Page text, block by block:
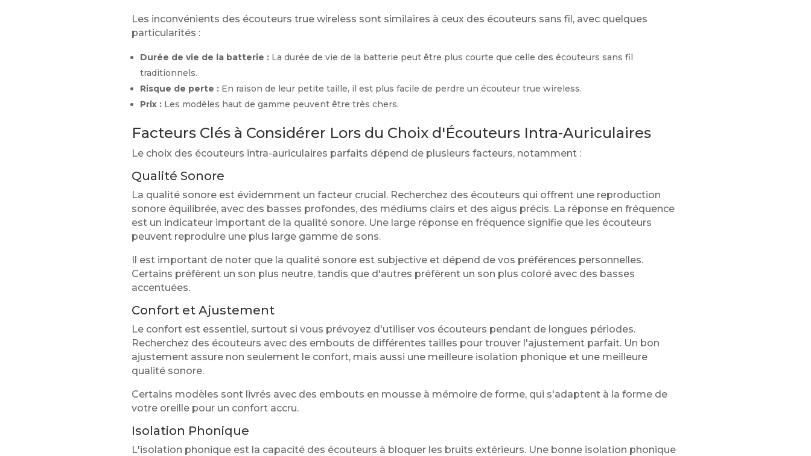
Les inconvénients des écouteurs true wireless sont similaires à ceux des écouteurs sans fil, avec quelques
particularités :
Durée de vie de la batterie : La durée de vie de la batterie peut être plus courte que celle des écouteurs sans fil
traditionnels.
Risque de perte : En raison de leur petite taille, il est plus facile de perdre un écouteur true wireless.
Prix : Les modèles haut de gamme peuvent être très chers.
Facteurs Clés à Considérer Lors du Choix d'Écouteurs Intra-Auriculaires
Le choix des écouteurs intra-auriculaires parfaits dépend de plusieurs facteurs, notamment :
Qualité Sonore
La qualité sonore est évidemment un facteur crucial. Recherchez des écouteurs qui offrent une reproduction
sonore équilibrée, avec des basses profondes, des médiums clairs et des aigus précis. La réponse en fréquence
est un indicateur important de la qualité sonore. Une large réponse en fréquence signifie que les écouteurs
peuvent reproduire une plus large gamme de sons.
Il est important de noter que la qualité sonore est subjective et dépend de vos préférences personnelles.
Certains préfèrent un son plus neutre, tandis que d'autres préfèrent un son plus coloré avec des basses
accentuées.
Confort et Ajustement
Le confort est essentiel, surtout si vous prévoyez d'utiliser vos écouteurs pendant de longues périodes.
Recherchez des écouteurs avec des embouts de différentes tailles pour trouver l'ajustement parfait. Un bon
ajustement assure non seulement le confort, mais aussi une meilleure isolation phonique et une meilleure
qualité sonore.
Certains modèles sont livrés avec des embouts en mousse à mémoire de forme, qui s'adaptent à la forme de
votre oreille pour un confort accru.
Isolation Phonique
L'isolation phonique est la capacité des écouteurs à bloquer les bruits extérieurs. Une bonne isolation phonique